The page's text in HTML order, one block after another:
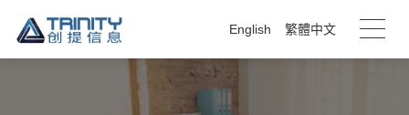
English 繁體中文